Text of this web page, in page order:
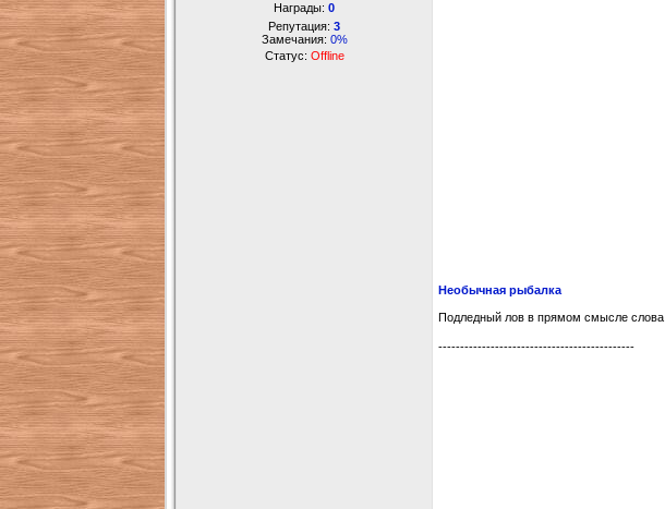
Награды: 0
Репутация: 3
Замечания: 0%
Статус: Offline
Необычная рыбалка
Подледный лов в прямом смысле слова
---------------------------------------------